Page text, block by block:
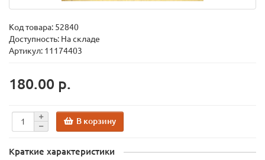
Код товара: 52840
Доступность: На складе
Артикул: 11174403
180.00 р.
В корзину
Краткие характеристики